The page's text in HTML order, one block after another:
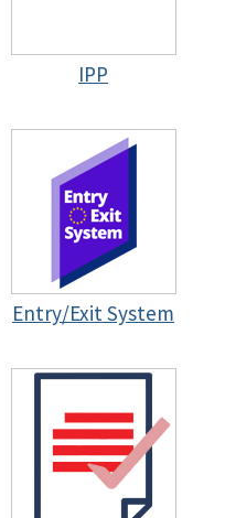
IPP
Entry/Exit System